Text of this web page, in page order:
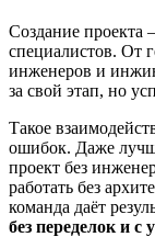
Создание проекта
специалистов. От
инженеров и
за свой этап, но
Такое
ошибок. Даже
проект без
работать без
команда даёт
без переделок и с